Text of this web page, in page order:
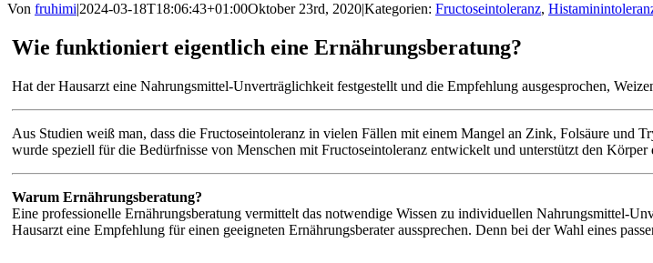
Von fruhimi|2024-03-18T18:06:43+01:00Oktober 23rd, 2020|Kategorien: Fructoseintoleranz,
Wie funktioniert eigentlich eine Ernährungsberatung?
Hat der Hausarzt eine Nahrungsmittel-Unverträglichkeit festgestellt und die Empfehlung ausgesprochen,
Aus Studien weiß man, dass die Fructoseintoleranz in vielen Fällen mit einem Mangel an Zink, Folsäure und
wurde speziell für die Bedürfnisse von Menschen mit Fructoseintoleranz entwickelt und unterstützt den
Warum Ernährungsberatung?
Eine professionelle Ernährungsberatung vermittelt das notwendige Wissen zu individuellen Nahrungsmittel-
Hausarzt eine Empfehlung für einen geeigneten Ernährungsberater aussprechen. Denn bei der Wahl eines